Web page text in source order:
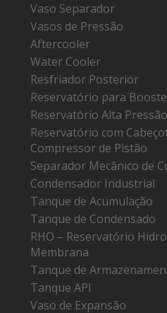
Vaso Separador
Vasos de Pressão
Aftercooler
Water Cooler
Resfriador Posterior
Reservatório para
Reservatório Alta Pressão
Reservatório com
Compressor de Pistão
Separador Mecânico de
Condensador Industrial
Tanque de Acumulação
Tanque de Condensado
RHO – Reservatório
Membrana
Tanque de
Tanque API
Vaso de Expansão